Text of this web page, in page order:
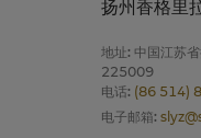
扬州香格里
地址: 中国江苏
225009
电话: (86 514)
电子邮箱: